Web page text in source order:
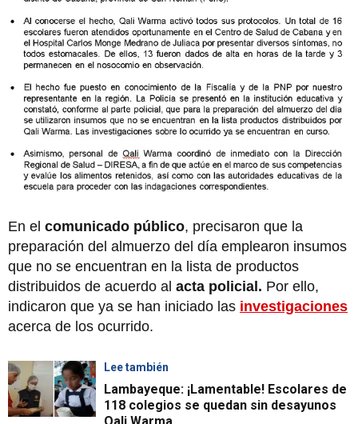
En el comunicado público, precisaron que la
preparación del almuerzo del día emplearon insumos
que no se encuentran en la lista de productos
distribuidos de acuerdo al acta policial. Por ello,
indicaron que ya se han iniciado las investigaciones
acerca de los ocurrido.
Lee también
Lambayeque: ¡Lamentable! Escolares de
118 colegios se quedan sin desayunos
Qali Warma